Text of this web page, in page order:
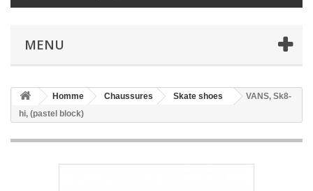
MENU
Homme Chaussures Skate shoes
VANS, Sk8-
hi, (pastel block)